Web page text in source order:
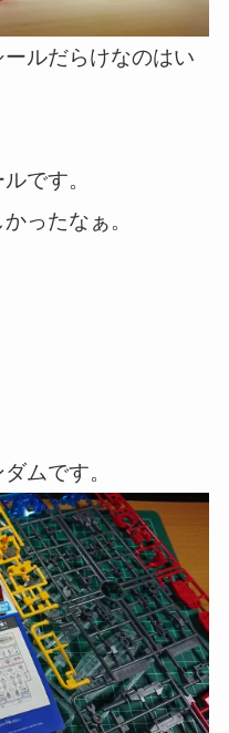
ルだらけなのはい
です。
ったなぁ。
ムです。